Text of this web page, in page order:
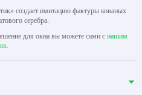
создает имитацию фактуры кованых
серебра.
для окна вы можете сами с нашим
.